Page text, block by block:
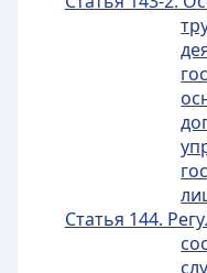
Статья 144.